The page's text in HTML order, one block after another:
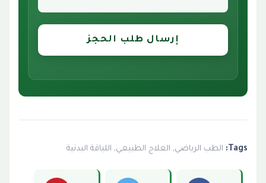
إرسال طلب الحجز
Tags: الطب الرياضي, العلاج الطبيعي, اللياقة البدنية